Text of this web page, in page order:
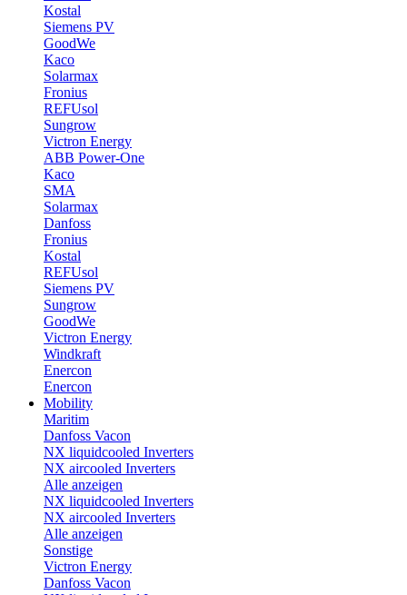
Kostal
Siemens PV
GoodWe
Kaco
Solarmax
Fronius
REFUsol
Sungrow
Victron Energy
ABB Power-One
Kaco
SMA
Solarmax
Danfoss
Fronius
Kostal
REFUsol
Siemens PV
Sungrow
GoodWe
Victron Energy
Windkraft
Enercon
Enercon
Mobility
Maritim
Danfoss Vacon
NX liquidcooled Inverters
NX aircooled Inverters
Alle anzeigen
NX liquidcooled Inverters
NX aircooled Inverters
Alle anzeigen
Sonstige
Victron Energy
Danfoss Vacon